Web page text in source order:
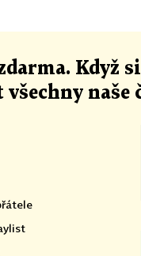
Když
všechny naše